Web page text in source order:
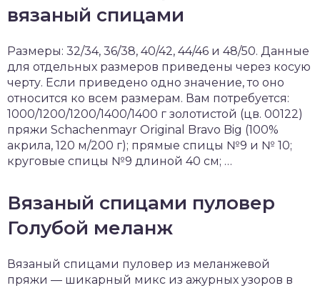
вязаный спицами
Размеры: 32/34, 36/38, 40/42, 44/46 и 48/50. Данные
для отдельных размеров приведены через косую
черту. Если приведено одно значение, то оно
относится ко всем размерам. Вам потребуется:
1000/1200/1200/1400/1400 г золотистой (цв. 00122)
пряжи Schachenmayr Original Bravo Big (100%
акрила, 120 м/200 г); прямые спицы №9 и № 10;
круговые спицы №9 длиной 40 см; …
Вязаный спицами пуловер
Голубой меланж
Вязаный спицами пуловер из меланжевой
пряжи — шикарный микс из ажурных узоров в